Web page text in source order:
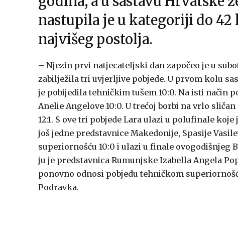
nastupila je u kategoriji do
najvišeg postolja.
– Njezin prvi natjecateljski dan započeo je u
zabilježila tri uvjerljive pobjede. U prvom kolu
je pobijedila tehničkim tušem 10:0. Na isti način
Anelie Angelove 10:0. U trećoj borbi na vrlo
12:1. S ove tri pobjede Lara ulazi u polufinale
još jedne predstavnice Makedonije, Spasije
superiornošću 10:0 i ulazi u finale ovogodišnjeg
ju je predstavnica Rumunjske Izabella Angela
ponovno odnosi pobjedu tehničkom
Podravka.